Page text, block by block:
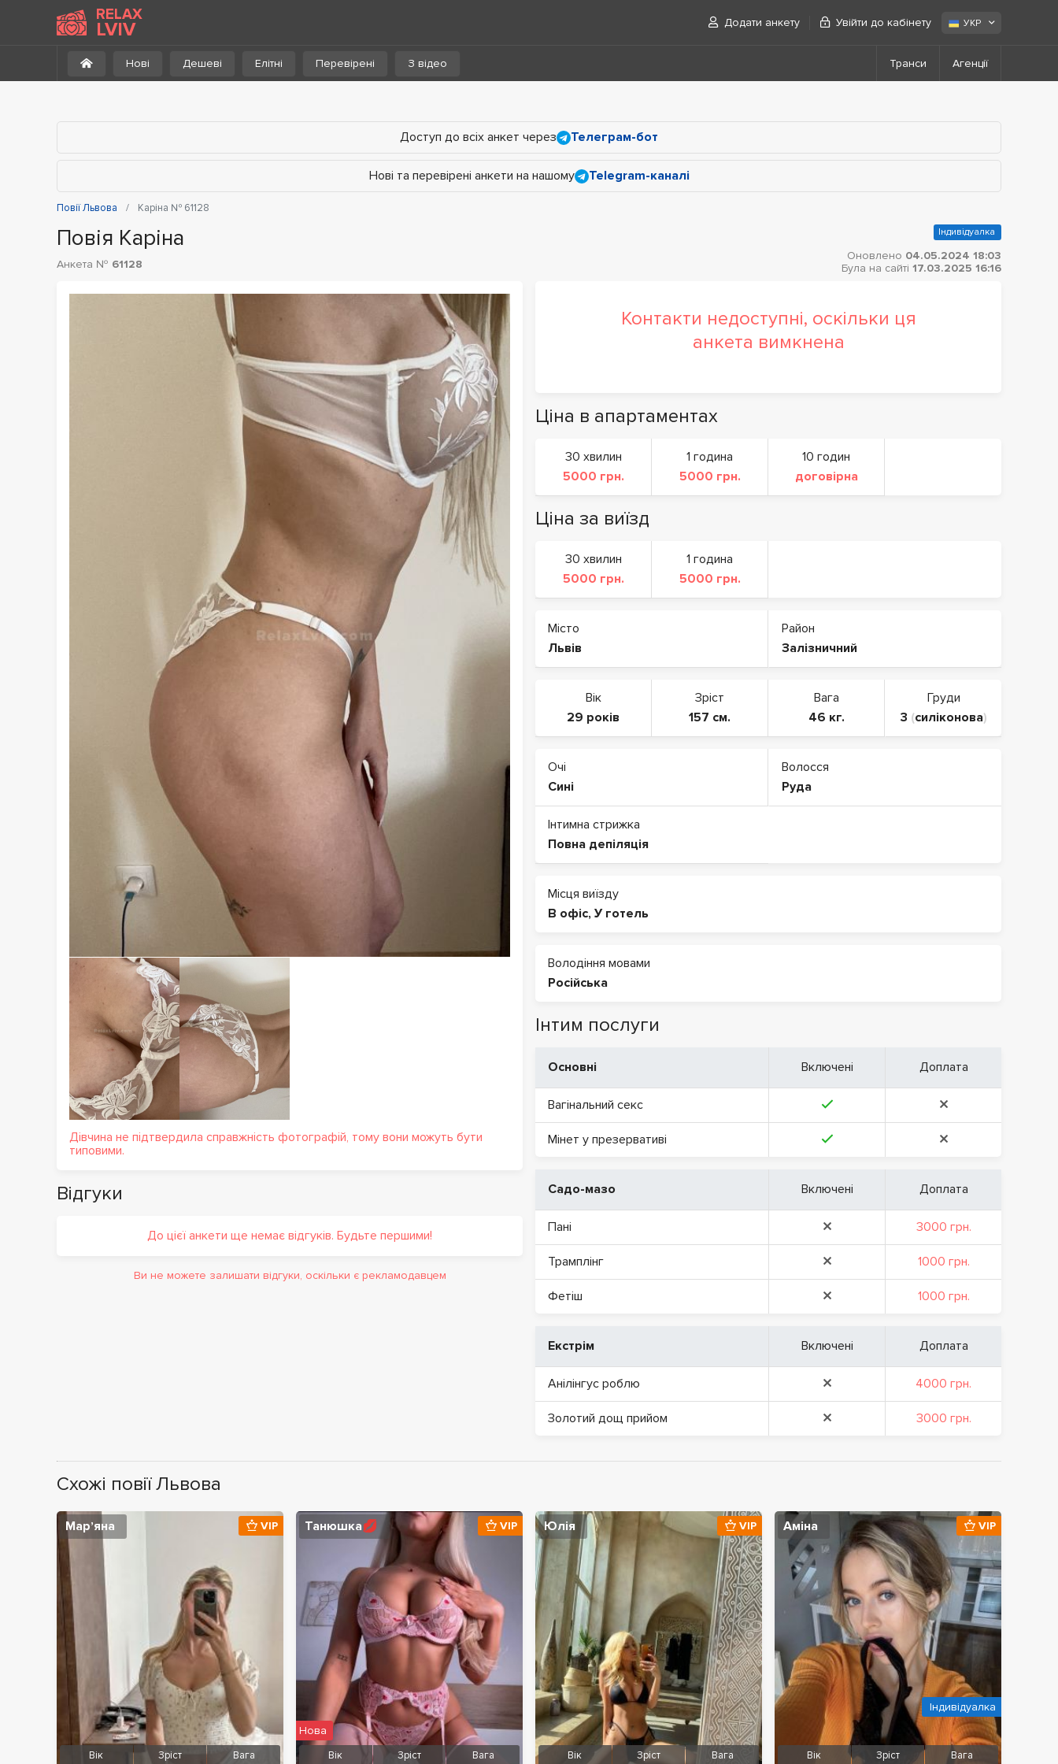
RELAX
LVIV Додати анкету Увійти до кабінету УКР
Нові Дешеві Елітні Перевірені З відео Транси Агенції
Доступ до всіх анкет через Телеграм-бот
Нові та перевірені анкети на нашому Telegram-каналі
Повії Львова Каріна № 61128
Повія Каріна
Анкета № 61128
Індивідуалка
Оновлено 04.05.2024 18:03
Була на сайті 17.03.2025 16:16
Контакти недоступні, оскільки ця
анкета вимкнена
Дівчина не підтвердила справжність фотографій, тому вони можуть бути
типовими.
Ціна в апартаментах
30 хвилин
5000 грн.
1 година
5000 грн.
10 годин
договірна
Ціна за виїзд
30 хвилин
5000 грн.
1 година
5000 грн.
Місто
Львів
Район
Залізничний
Вік
29 років
Зріст
157 см.
Вага
46 кг.
Груди
3 (силіконова)
Очі
Сині
Волосся
Руда
Інтимна стрижка
Повна депіляція
Місця виїзду
В офіс, У готель
Володіння мовами
Російська
Інтим послуги
Основні Включені Доплата
Вагінальний секс
Мінет у презервативі
Садо-мазо Включені Доплата
Пані 3000 грн.
Трамплінг 1000 грн.
Фетіш 1000 грн.
Екстрім Включені Доплата
Анілінгус роблю 4000 грн.
Золотий дощ прийом 3000 грн.
Відгуки
До цієї анкети ще немає відгуків. Будьте першими!
Ви не можете залишати відгуки, оскільки є рекламодавцем
Схожі повії Львова
Марʼяна
Вік
Зріст
Вага
VIP Танюшка💋
Вік
Зріст
Вага
VIP
Нова
Юлія
Вік
Зріст
Вага
VIP Аміна
Вік
Зріст
Вага
VIP
Індивідуалка